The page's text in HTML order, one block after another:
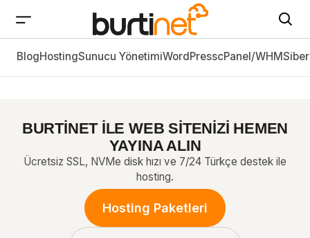
Linux Sunucuda İlk Yapılması Gereken Güvenlik
BlogHostingSunucu YönetimiWordPresscPanel/WHM
BURTİNET İLE WEB SİTENİZİ HEMEN
YAYINA ALIN
Ücretsiz SSL, NVMe disk hızı ve 7/24 Türkçe destek ile
hosting.
Hosting Paketleri